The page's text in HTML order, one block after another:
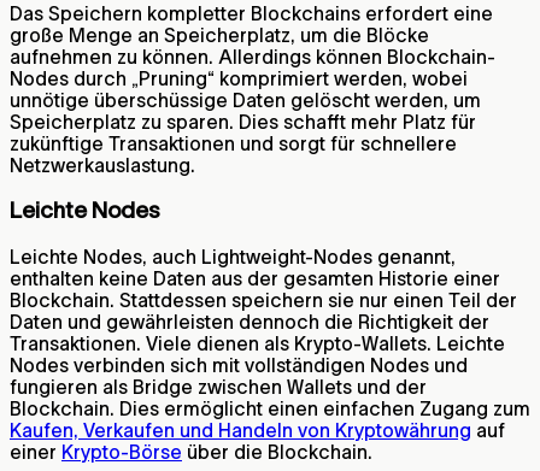
Das Speichern kompletter Blockchains erfordert eine
große Menge an Speicherplatz, um die Blöcke
aufnehmen zu können. Allerdings können Blockchain-
Nodes durch „Pruning“ komprimiert werden, wobei
unnötige überschüssige Daten gelöscht werden, um
Speicherplatz zu sparen. Dies schafft mehr Platz für
zukünftige Transaktionen und sorgt für schnellere
Netzwerkauslastung.
Leichte Nodes
Leichte Nodes, auch Lightweight-Nodes genannt,
enthalten keine Daten aus der gesamten Historie einer
Blockchain. Stattdessen speichern sie nur einen Teil der
Daten und gewährleisten dennoch die Richtigkeit der
Transaktionen. Viele dienen als Krypto-Wallets. Leichte
Nodes verbinden sich mit vollständigen Nodes und
fungieren als Bridge zwischen Wallets und der
Blockchain. Dies ermöglicht einen einfachen Zugang zum
Kaufen, Verkaufen und Handeln von Kryptowährung auf
einer Krypto-Börse über die Blockchain.